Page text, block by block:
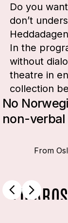
Do you
don’t
In the
without
theatre in
collection
No
non-
From